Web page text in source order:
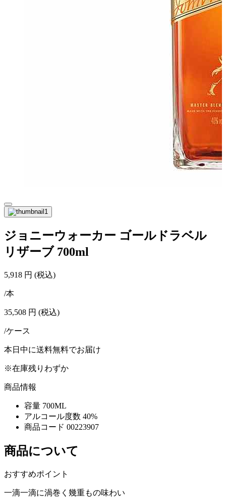
ジョニーウォーカー ゴールドラベル
リザーブ 700ml
5,918 円 (税込)
/本
35,508 円 (税込)
/ケース
本日中に送料無料でお届け
※在庫残りわずか
商品情報
容量 700ML
アルコール度数 40%
商品コード 00223907
商品について
おすすめポイント
一滴一滴に渦巻く幾重もの味わい